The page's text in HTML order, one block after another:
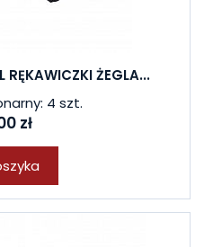
RĘKAWICZKI ŻEGLA...
4 szt.
zł